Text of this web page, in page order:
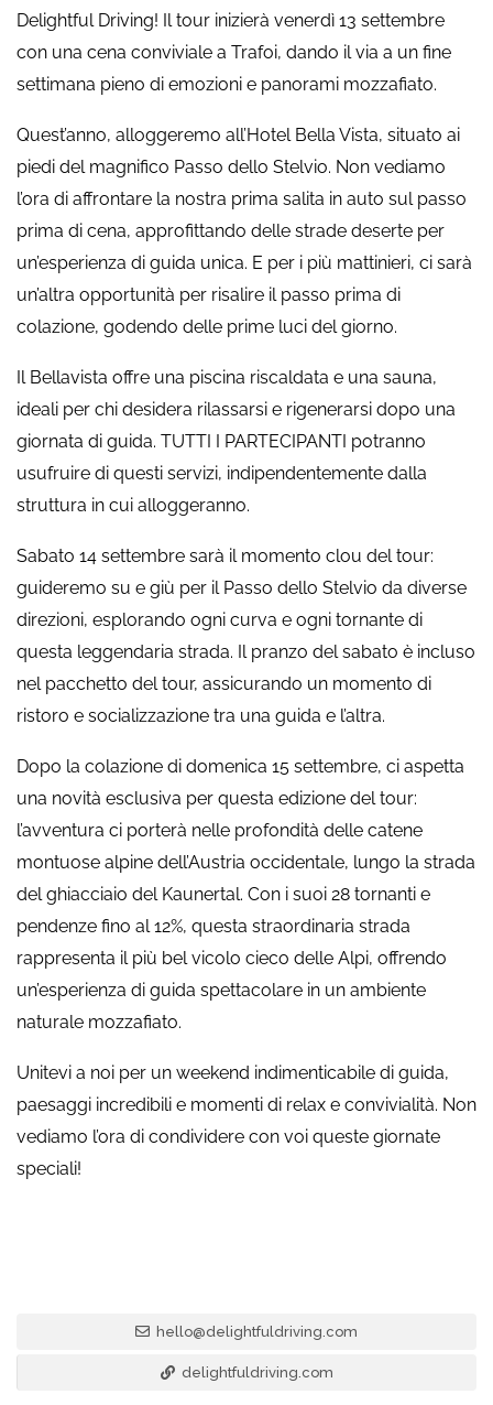
Delightful Driving! Il tour inizierà venerdì 13 settembre
con una cena conviviale a Trafoi, dando il via a un fine
settimana pieno di emozioni e panorami mozzafiato.
Quest’anno, alloggeremo all’Hotel Bella Vista, situato ai
piedi del magnifico Passo dello Stelvio. Non vediamo
l’ora di affrontare la nostra prima salita in auto sul passo
prima di cena, approfittando delle strade deserte per
un’esperienza di guida unica. E per i più mattinieri, ci sarà
un’altra opportunità per risalire il passo prima di
colazione, godendo delle prime luci del giorno.
Il Bellavista offre una piscina riscaldata e una sauna,
ideali per chi desidera rilassarsi e rigenerarsi dopo una
giornata di guida. TUTTI I PARTECIPANTI potranno
usufruire di questi servizi, indipendentemente dalla
struttura in cui alloggeranno.
Sabato 14 settembre sarà il momento clou del tour:
guideremo su e giù per il Passo dello Stelvio da diverse
direzioni, esplorando ogni curva e ogni tornante di
questa leggendaria strada. Il pranzo del sabato è incluso
nel pacchetto del tour, assicurando un momento di
ristoro e socializzazione tra una guida e l’altra.
Dopo la colazione di domenica 15 settembre, ci aspetta
una novità esclusiva per questa edizione del tour:
l’avventura ci porterà nelle profondità delle catene
montuose alpine dell’Austria occidentale, lungo la strada
del ghiacciaio del Kaunertal. Con i suoi 28 tornanti e
pendenze fino al 12%, questa straordinaria strada
rappresenta il più bel vicolo cieco delle Alpi, offrendo
un’esperienza di guida spettacolare in un ambiente
naturale mozzafiato.
Unitevi a noi per un weekend indimenticabile di guida,
paesaggi incredibili e momenti di relax e convivialità. Non
vediamo l’ora di condividere con voi queste giornate
speciali!
hello@delightfuldriving.com
delightfuldriving.com